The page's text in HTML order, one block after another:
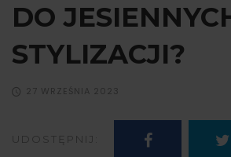
DO
STYLIZACJI?
27 WRZEŚNIA 2023
UDOSTĘPNIJ: